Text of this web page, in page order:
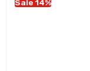
Sale 14%